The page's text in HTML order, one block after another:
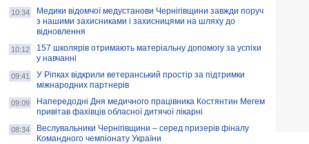
10:34
Медики відомчої медустанови Чернігівщини завжди поруч
з нашими захисниками і захисницями на шляху до
відновлення
10:12
157 школярів отримають матеріальну допомогу за успіхи
у навчанні
09:41
У Ріпках відкрили ветеранський простір за підтримки
міжнародних партнерів
09:09
Напередодні Дня медичного працівника Костянтин Мегем
привітав фахівців обласної дитячої лікарні
08:34
Веслувальники Чернігівщини – серед призерів фіналу
Командного чемпіонату України